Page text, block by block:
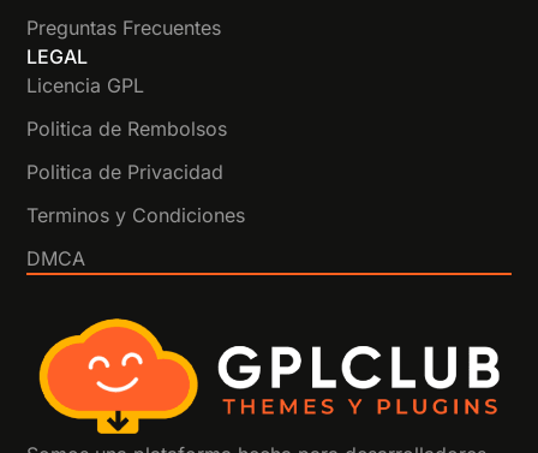
Preguntas Frecuentes
LEGAL
Licencia GPL
Politica de Rembolsos
Politica de Privacidad
Terminos y Condiciones
DMCA